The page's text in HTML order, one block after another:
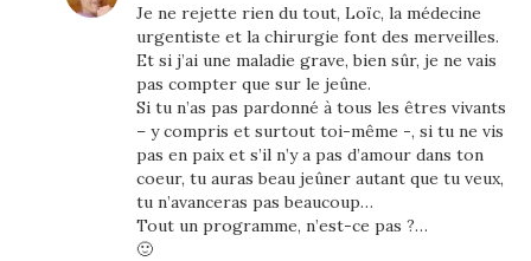
Je ne rejette rien du tout, Loïc, la médecine
urgentiste et la chirurgie font des merveilles.
Et si j’ai une maladie grave, bien sûr, je ne vais
pas compter que sur le jeûne.
Si tu n’as pas pardonné à tous les êtres vivants
– y compris et surtout toi-même -, si tu ne vis
pas en paix et s’il n’y a pas d’amour dans ton
coeur, tu auras beau jeûner autant que tu veux,
tu n’avanceras pas beaucoup…
Tout un programme, n’est-ce pas ?…
🙂